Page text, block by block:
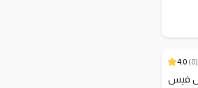
(
8
)
4.0
فيس